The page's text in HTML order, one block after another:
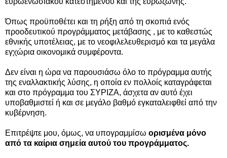
Όπως προϋποθέτει και τη ρήξη από τη σκοπιά ενός
προοδευτικού προγράμματος μετάβασης , με το καθεστώς
εθνικής υποτέλειας, με το νεοφιλελευθερισμό και τα μεγάλα
εγχώρια οικονομικά συμφέροντα.
Δεν είναι η ώρα να παρουσιάσω όλο το πρόγραμμα αυτής
της εναλλακτικής λύσης, η οποία εν πολλοίς καταγράφεται
και στο πρόγραμμα του ΣΥΡΙΖΑ, άσχετα αν αυτό έχει
υποβαθμιστεί ή και σε μεγάλο βαθμό εγκαταλειφθεί από την
κυβέρνηση.
Επιτρέψτε μου, όμως, να υπογραμμίσω ορισμένα μόνο
από τα καίρια σημεία αυτού του προγράμματος.